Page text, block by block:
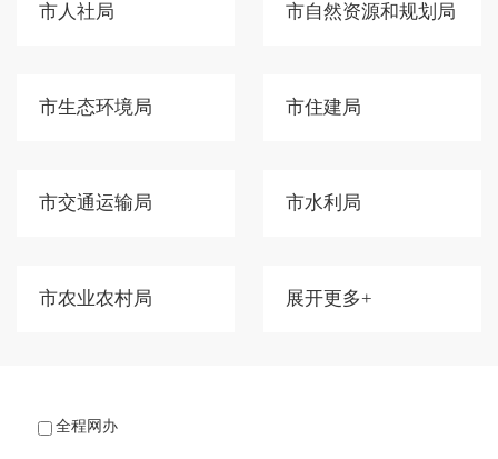
市人社局 市自然资源和规划局
市生态环境局 市住建局
市交通运输局 市水利局
市农业农村局 展开更多+
全程网办